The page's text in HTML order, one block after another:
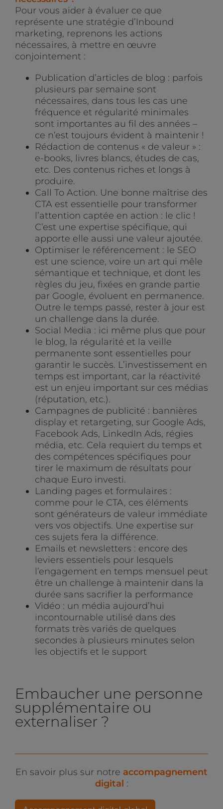
Pour vous aider à évaluer ce que
représente une stratégie d’Inbound
marketing, reprenons les actions
nécessaires, à mettre en œuvre
conjointement :
Publication d’articles de blog : parfois
plusieurs par semaine sont
nécessaires, dans tous les cas une
fréquence et régularité minimales
sont importantes au fil des années –
ce n’est toujours évident à maintenir !
Rédaction de contenus « de valeur » :
e-books, livres blancs, études de cas,
etc. Des contenus riches et longs à
produire.
Call To Action. Une bonne maîtrise des
CTA est essentielle pour transformer
l’attention captée en action : le clic !
C’est une expertise spécifique, qui
apporte elle aussi une valeur ajoutée.
Optimiser le référencement : le SEO
est une science, voire un art qui mêle
sémantique et technique, et dont les
règles du jeu, fixées en grande partie
par Google, évoluent en permanence.
Outre le temps passé, rester à jour est
un challenge dans la durée.
Social Media : ici même plus que pour
le blog, la régularité et la veille
permanente sont essentielles pour
garantir le succès. L’investissement en
temps est important, car la réactivité
est un enjeu important sur ces médias
(réputation, etc.).
Campagnes de publicité : bannières
display et retargeting, sur Google Ads,
Facebook Ads, LinkedIn Ads, régies
média, etc. Cela requiert du temps et
des compétences spécifiques pour
tirer le maximum de résultats pour
chaque Euro investi.
Landing pages et formulaires :
comme pour le CTA, ces éléments
sont générateurs de valeur immédiate
vers vos objectifs. Une expertise sur
ces sujets fera la différence.
Emails et newsletters : encore des
leviers essentiels pour lesquels
l’engagement en temps mensuel peut
être un challenge à maintenir dans la
durée sans sacrifier la performance
Vidéo : un média aujourd’hui
incontournable utilisé dans des
formats très variés de quelques
secondes à plusieurs minutes selon
les objectifs et le support
Embaucher une personne
supplémentaire ou
externaliser ?
En savoir plus sur notre accompagnement
digital :